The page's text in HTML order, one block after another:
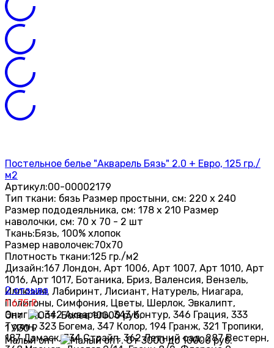
Постельное белье "Акварель Бязь" 2.0 + Евро, 125 гр./
м2
Артикул:00-00002179
Тип ткани: бязь Размер простыни, см: 220 х 240
Размер пододеяльника, см: 178 х 210 Размер
наволочки, см: 70 х 70 - 2 шт
Ткань:Бязь, 100% хлопок
Размер наволочек:70х70
Плотность ткани:125 гр./м2
Дизайн:167 Лондон, Арт 1006, Арт 1007, Арт 1010, Арт
1016, Арт 1017, Ботаника, Бриз, Валенсия, Вензель,
Иллюзия, Лабиринт, Лисиант, Натурель, Ниагара,
Полигоны, Симфония, Цветы, Шерлок, Эвкалипт,
Энигма, 342 Акварель, 343 Контур, 346 Грация, 333
Турин, 323 Богема, 347 Колор, 194 Гранж, 321 Тропики,
187 Дамаск, 334 Страйп, 362 Летний сад, 287 Вестерн,
2 отзыва
1 675₽
Опт
1 930₽
Малый опт